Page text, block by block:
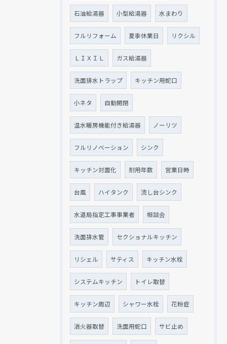
石油給湯器 小型給湯器 水まわり
フルリフォーム 夏季休業日 リクシル
ＬＩＸＩＬ ガス給湯器
洗面排水トラップ キッチン用蛇口
小ネタ 自動開閉
温水暖房機能付き給湯器 ノーリツ
フルリノベーション シンク
キッチン対面化 耐用年数 営業日時
台風 ハイタンク 流し台シンク
水道局指定工事事業者 相談会
洗面排水管 セクショナルキッチン
リシェル サティス キッチン水栓
システムキッチン トイレ取替
キッチン周辺 シャワー水栓 花粉症
消火器取替 洗面用蛇口 サビ止め